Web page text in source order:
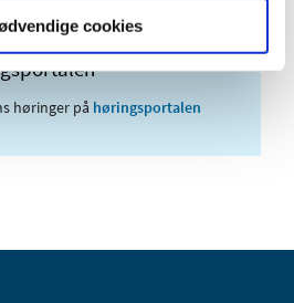
cookies
høringer på høringsportalen